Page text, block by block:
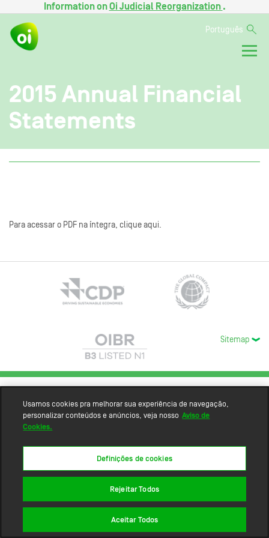
Information onOi Judicial Reorganization .
Português
2015 Annual Financial
Statements
Para acessar o PDF na íntegra, clique aqui.
Sitemap
Usamos cookies pra melhorar sua experiência de navegação,
personalizar conteúdos e anúncios, veja nosso Aviso de
Cookies.
Definições de cookies
Rejeitar Todos
Aceitar Todos